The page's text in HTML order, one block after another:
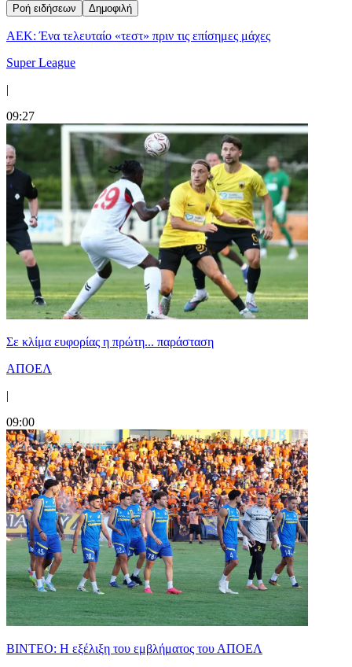
Ροή ειδήσεων Δημοφιλή
ΑΕΚ: Ένα τελευταίο «τεστ» πριν τις επίσημες μάχες
Super League
|
09:27
Σε κλίμα ευφορίας η πρώτη... παράσταση
ΑΠΟΕΛ
|
09:00
ΒΙΝΤΕΟ: Η εξέλιξη του εμβλήματος του ΑΠΟΕΛ